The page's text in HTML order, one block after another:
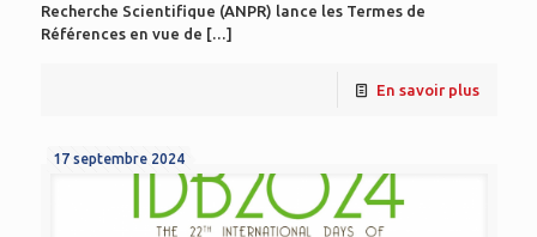
Recherche Scientifique (ANPR) lance les Termes de
Références en vue de […]
En savoir plus
17 septembre 2024